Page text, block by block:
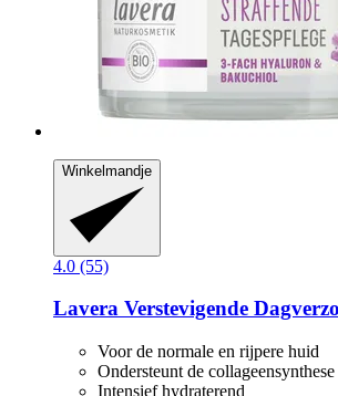
Winkelmandje
4.0 (55)
Lavera Verstevigende
Voor de normale en rijpere huid
Ondersteunt de collageensynthese
Intensief hydraterend